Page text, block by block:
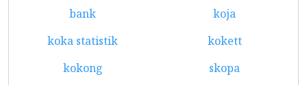
bank
koja
koka statistik
kokett
kokong
skopa